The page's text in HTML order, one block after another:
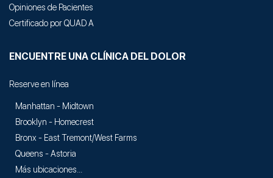
Opiniones de Pacientes
Certificado por QUAD A
ENCUENTRE UNA CLÍNICA DEL DOLOR
Reserve en línea
Manhattan - Midtown
Brooklyn - Homecrest
Bronx - East Tremont/West Farms
Queens - Astoria
Más ubicaciones...